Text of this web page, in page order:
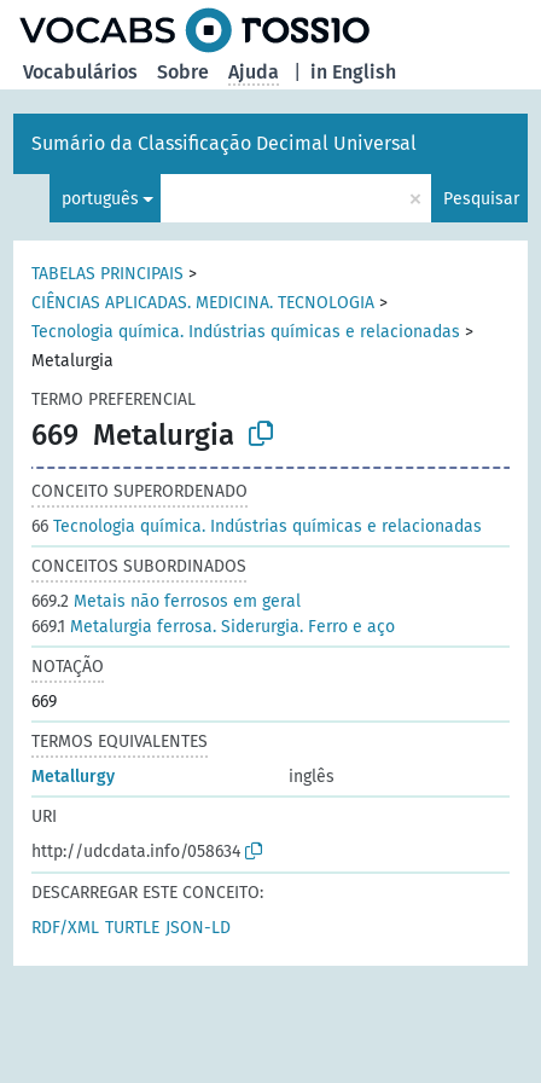
in English
Vocabulários Sobre Ajuda
Sumário da Classificação Decimal Universal
português × Pesquisar
TABELAS PRINCIPAIS >
CIÊNCIAS APLICADAS. MEDICINA. TECNOLOGIA >
Tecnologia química. Indústrias químicas e relacionadas >
Metalurgia
TERMO PREFERENCIAL
669 Metalurgia
CONCEITO SUPERORDENADO
66Tecnologia química. Indústrias químicas e relacionadas
CONCEITOS SUBORDINADOS
669.2 Metais não ferrosos em geral
669.1 Metalurgia ferrosa. Siderurgia. Ferro e aço
NOTAÇÃO
669
TERMOS EQUIVALENTES
Metallurgy
inglês
URI
http://udcdata.info/058634
DESCARREGAR ESTE CONCEITO:
RDF/XML TURTLE JSON-LD